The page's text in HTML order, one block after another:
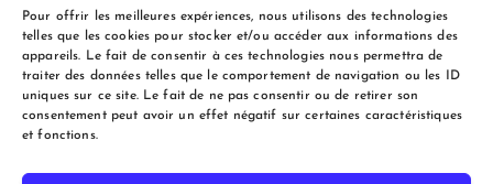
Pour offrir les meilleures expériences, nous utilisons des technologies
telles que les cookies pour stocker et/ou accéder aux informations des
appareils. Le fait de consentir à ces technologies nous permettra de
traiter des données telles que le comportement de navigation ou les ID
uniques sur ce site. Le fait de ne pas consentir ou de retirer son
consentement peut avoir un effet négatif sur certaines caractéristiques
et fonctions.